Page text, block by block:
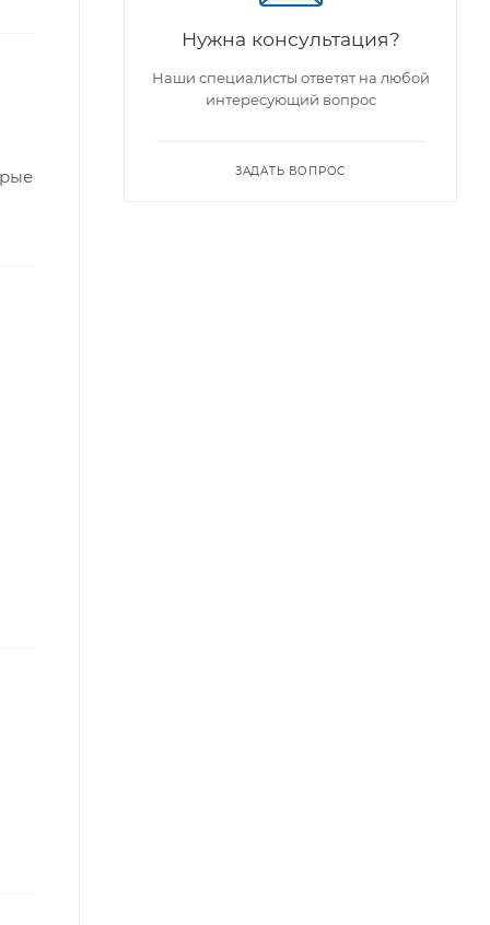
Нужна консультация?
Наши специалисты ответят на любой
интересующий вопрос
ЗАДАТЬ ВОПРОС